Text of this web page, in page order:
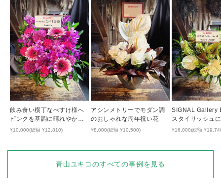
飲み食い横丁なべすけ様へ
ピンクを基調に晴れやかな
雰囲気でおつくりした周年
¥10,000(総額 ¥12,810)
アシンメトリーでモダン調
のおしゃれな周年祝い花
¥8,000(総額 ¥10,500)
SIGNAL Gallery
スタイリッシュ
したご開店祝い花
¥16,000(総額
青山ユキコのすべての事例を見る